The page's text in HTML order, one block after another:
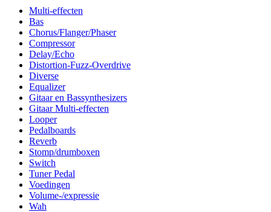
Multi-effecten
Bas
Chorus/Flanger/Phaser
Compressor
Delay/Echo
Distortion-Fuzz-Overdrive
Diverse
Equalizer
Gitaar en Bassynthesizers
Gitaar Multi-effecten
Looper
Pedalboards
Reverb
Stomp/drumboxen
Switch
Tuner Pedal
Voedingen
Volume-/expressie
Wah